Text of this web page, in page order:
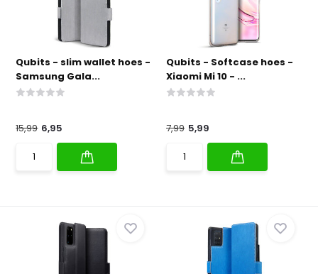
Qubits - slim wallet hoes -
Samsung Gala...
15,99 6,95
Qubits - Softcase hoes -
Xiaomi Mi 10 - ...
7,99 5,99